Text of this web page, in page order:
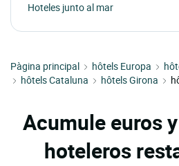
Hoteles junto al mar
Pàgina principal hôtels Europa
hôtels Cataluna
hôtels Girona
Acumule euros
hoteleros